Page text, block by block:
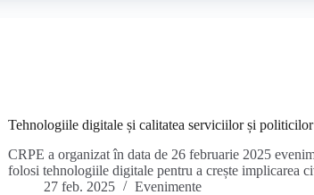
Tehnologiile digitale și calitatea serviciilor și
CRPE a organizat în data de 26 februarie 2025
folosi tehnologiile digitale pentru a crește implicarea
27 feb. 2025
Evenimente